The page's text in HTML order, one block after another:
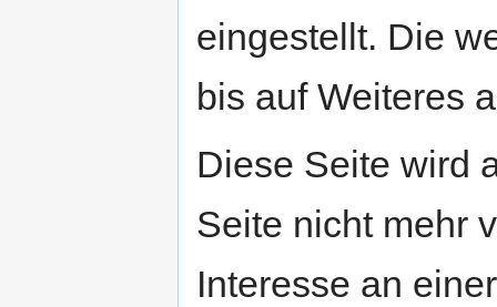
eingestellt. Die
bis auf Weiteres
Diese Seite wird
Seite nicht mehr
Interesse an